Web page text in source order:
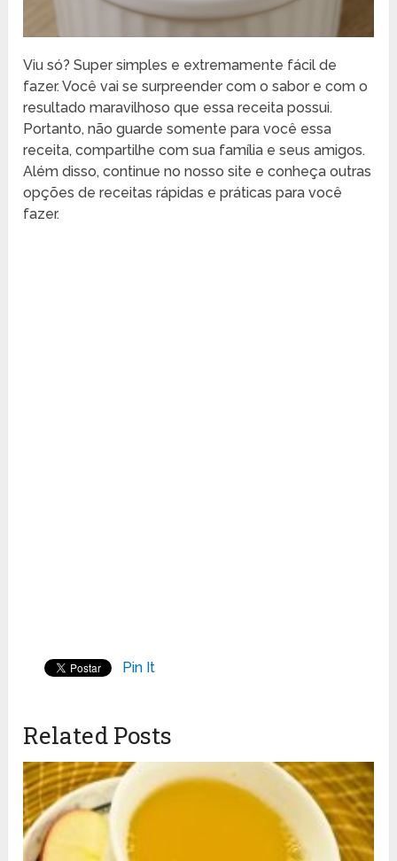
Viu só? Super simples e extremamente fácil de
fazer. Você vai se surpreender com o sabor e com o
resultado maravilhoso que essa receita possui.
Portanto, não guarde somente para você essa
receita, compartilhe com sua família e seus amigos.
Além disso, continue no nosso site e conheça outras
opções de receitas rápidas e práticas para você
fazer.
Pin It
Related Posts